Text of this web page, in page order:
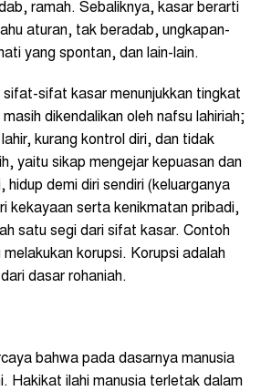
ramah. Sebaliknya, kasar berarti
aturan, tak beradab, ungkapan-
yang spontan, dan lain-lain.
sifat kasar menunjukkan tingkat
dikendalikan oleh nafsu lahiriah;
kurang kontrol diri, dan tidak
yaitu sikap mengejar kepuasan dan
hidup demi diri sendiri (keluarganya
kekayaan serta kenikmatan pribadi,
satu segi dari sifat kasar. Contoh
korupsi. Korupsi adalah
dasar rohaniah.
bahwa pada dasarnya manusia
Hakikat ilahi manusia terletak dalam